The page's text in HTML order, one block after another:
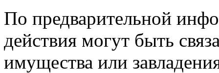
По предварительной
действия могут быть
имущества или